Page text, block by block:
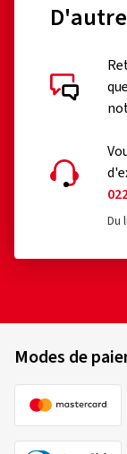
Du
Modes de